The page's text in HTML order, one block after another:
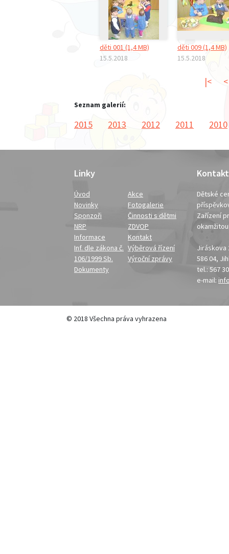
děti 001 (1,4 MB)
15.5.2018
děti 009 (1,4 MB)
15.5.2018
|< <
Seznam galerií:
2015 2013 2012 2011 2010
Linky
Úvod
Akce
Novinky
Fotogalerie
Sponzoři
Činnosti s dětmi
NRP
ZDVOP
Informace
Kontakt
Inf. dle zákona č.
106/1999 Sb.
Výběrová řízení
Výroční zprávy
Dokumenty
Kontakt
Dětské
Zařízení
Jiráskova
586 04,
tel.: 567
e-mail:
© 2018 Všechna práva vyhrazena